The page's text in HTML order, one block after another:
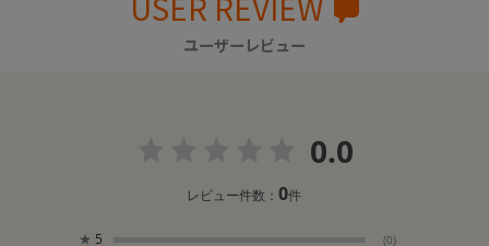
ユーザーレビュー
0.0
レビュー件数：0件
★ 5 (0)